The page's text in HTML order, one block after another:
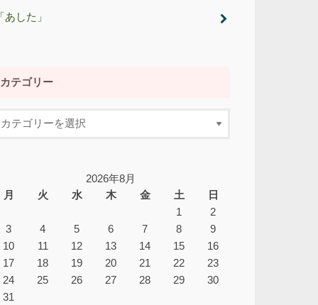
あした」
カテゴリー
2026年8月
月
火 水 木 金 土
日
1
2
3
4 5 6 7 8
9
10
11 12 13 14 15
16
17
18 19 20 21 22
23
24
25 26 27 28 29
30
31